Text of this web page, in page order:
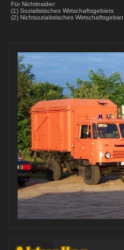
Für Nichtinsider:
(1) Sozialistisches Wirtschaftsgebiets
(2) Nichtsozialistisches Wirtschaftsgebiet